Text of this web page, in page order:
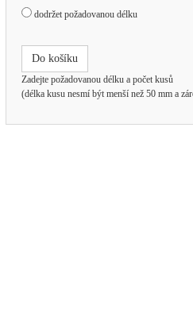
dodržet požadovanou délku
Do košíku
Zadejte požadovanou délku a počet kusů
(délka kusu nesmí být menší než 50 mm a